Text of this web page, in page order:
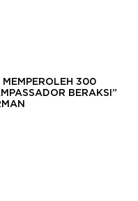
300
BERAKSI”